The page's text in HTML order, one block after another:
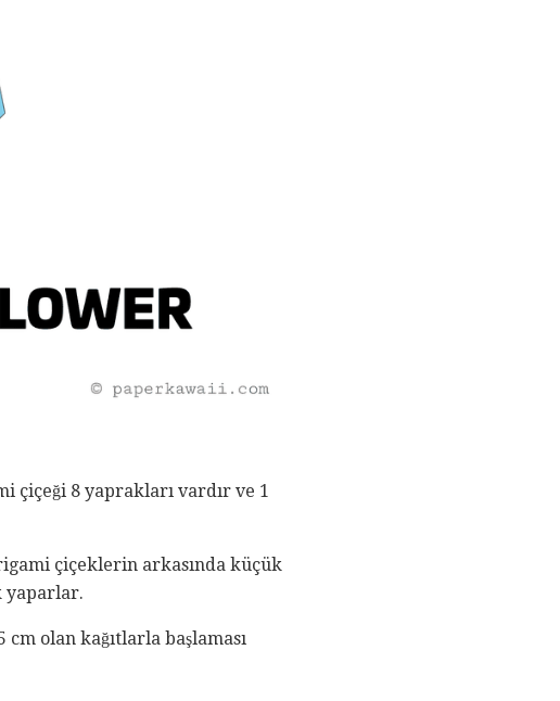
çiçeği 8 yaprakları vardır ve 1
çiçeklerin arkasında küçük
yaparlar.
olan kağıtlarla başlaması